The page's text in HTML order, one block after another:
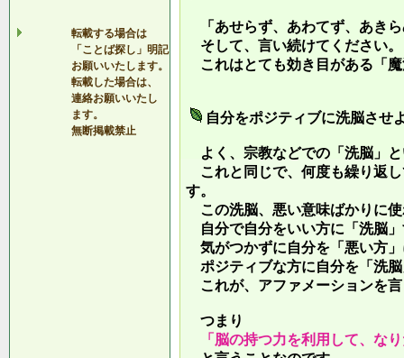
転載する場合は
「ことば探し」明記
お願いいたします。
転載した場合は、
連絡お願いいたし
ます。
無断掲載禁止
「あせらず、あわてず、あき
そして、言い続けてください。
これはとても効き目がある「
自分をポジティブに洗脳させ
よく、宗教などでの「洗脳」
これと同じで、何度も繰り返
す。
この洗脳、悪い意味ばかりに
自分で自分をいい方に「洗脳
気がつかずに自分を「悪い方
ポジティブな方に自分を「洗
これが、アファメーションを
つまり
「脳の持つ力を利用して、な